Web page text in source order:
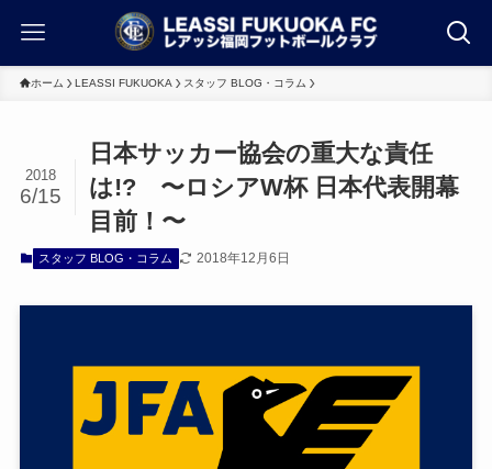
ホーム LEASSI FUKUOKA スタッフ BLOG・コラム
日本サッカー協会の重大な責任
は!? 〜ロシアW杯 日本代表開幕
目前！〜
2018
6/15
スタッフ BLOG・コラム 2018年12月6日